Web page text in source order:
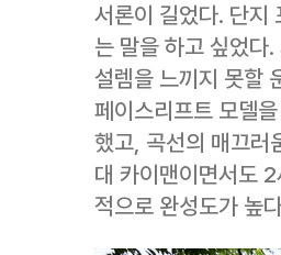
서론이 길었다. 단지
는 말을 하고 싶었다
설렘을 느끼지 못할
페이스리프트 모델
했고, 곡선의 매끄러
대 카이맨이면서도
적으로 완성도가 높